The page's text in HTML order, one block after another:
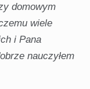
domowym
wiele
i Pana
nauczyłem